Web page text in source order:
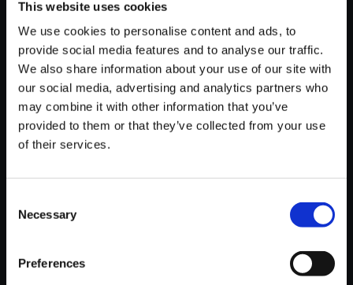
This website uses cookies
We use cookies to personalise content and ads, to
provide social media features and to analyse our traffic.
We also share information about your use of our site with
our social media, advertising and analytics partners who
may combine it with other information that you’ve
provided to them or that they’ve collected from your use
of their services.
Selection
Necessary
Preferences
【単曲】Street Fighter 6 Origin
al Soundtrack [Year 2] 俺ファ
7ポイント付与